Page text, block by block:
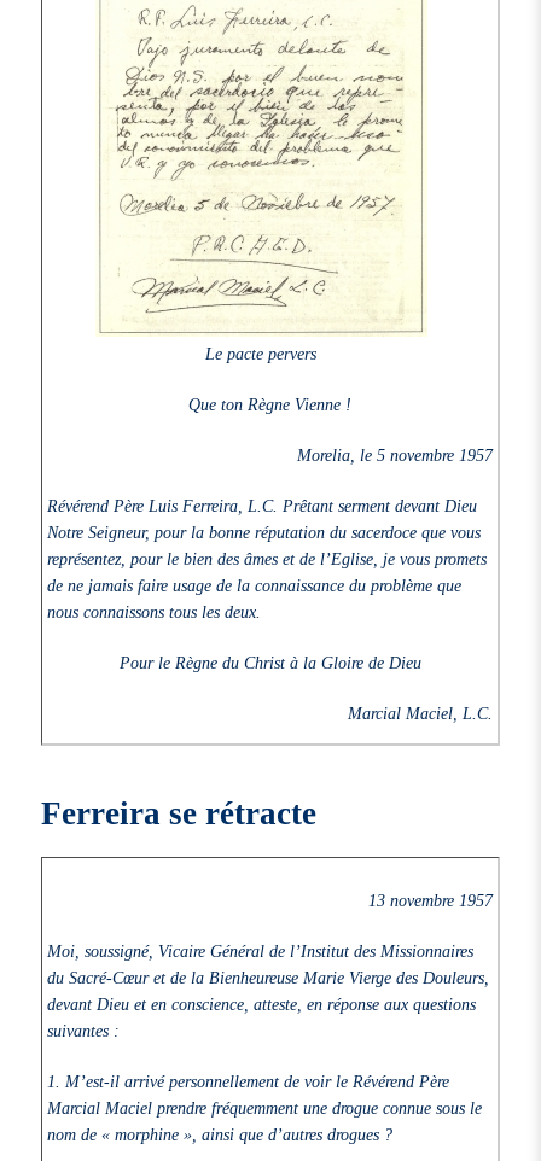
Le pacte pervers
Que ton Règne Vienne !
Morelia, le 5 novembre 1957
Révérend Père Luis Ferreira, L.C. Prêtant serment devant Dieu
Notre Seigneur, pour la bonne réputation du sacerdoce que vous
représentez, pour le bien des âmes et de l’Eglise, je vous promets
de ne jamais faire usage de la connaissance du problème que
nous connaissons tous les deux.
Pour le Règne du Christ à la Gloire de Dieu
Marcial Maciel, L.C.
Ferreira se rétracte
13 novembre 1957
Moi, soussigné, Vicaire Général de l’Institut des Missionnaires
du Sacré-Cœur et de la Bienheureuse Marie Vierge des Douleurs,
devant Dieu et en conscience, atteste, en réponse aux questions
suivantes :
1. M’est-il arrivé personnellement de voir le Révérend Père
Marcial Maciel prendre fréquemment une drogue connue sous le
nom de « morphine », ainsi que d’autres drogues ?